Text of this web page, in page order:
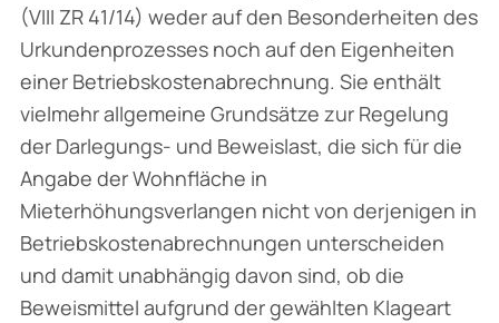
(VIII ZR 41/14) weder auf den Besonderheiten des
Urkundenprozesses noch auf den Eigenheiten
einer Betriebskostenabrechnung. Sie enthält
vielmehr allgemeine Grundsätze zur Regelung
der Darlegungs- und Beweislast, die sich für die
Angabe der Wohnfläche in
Mieterhöhungsverlangen nicht von derjenigen in
Betriebskostenabrechnungen unterscheiden
und damit unabhängig davon sind, ob die
Beweismittel aufgrund der gewählten Klageart